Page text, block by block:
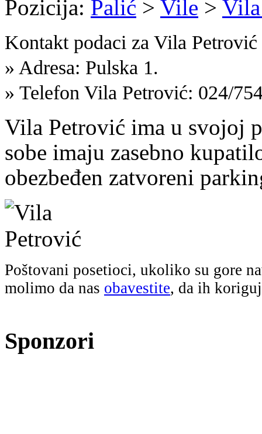
Pozicija: Palić > Vile >
Kontakt podaci za Vila Petrović
» Adresa: Pulska 1.
» Telefon Vila Petrović: 024/
Vila Petrović ima u svojoj
sobe imaju zasebno
obezbeđen zatvoreni
Poštovani posetioci, ukoliko su gore
molimo da nas obavestite, da ih
Sponzori